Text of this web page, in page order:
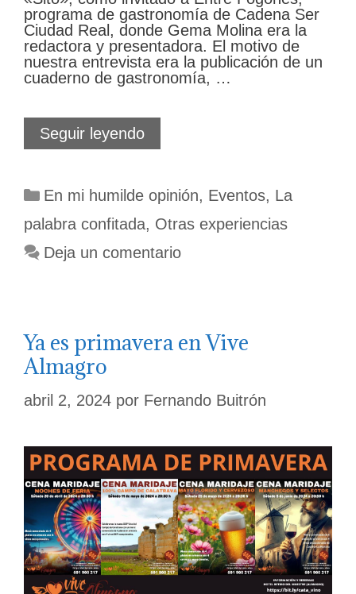
programa de gastronomía de Cadena Ser
Ciudad Real, donde Gema Molina era la
redactora y presentadora. El motivo de
nuestra entrevista era la publicación de un
cuaderno de gastronomía, …
Seguir leyendoCuando
Las
muchas
Categorías
En mi humilde opinión, Eventos, La
palabra confitada, Otras experiencias
Deja un comentario
Ya es primavera en Vive
Almagro
abril 2, 2024 por Fernando Buitrón